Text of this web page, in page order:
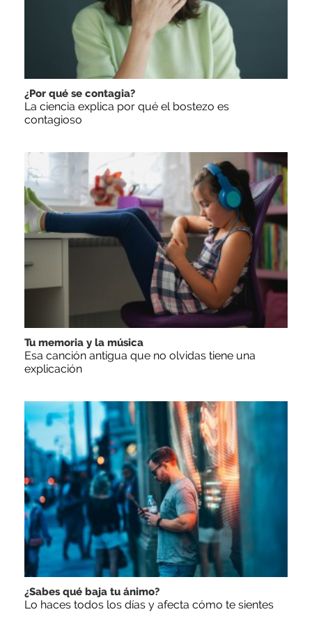
¿Por qué se contagia?
La ciencia explica por qué el bostezo es
contagioso
Tu memoria y la música
Esa canción antigua que no olvidas tiene una
explicación
¿Sabes qué baja tu ánimo?
Lo haces todos los días y afecta cómo te sientes